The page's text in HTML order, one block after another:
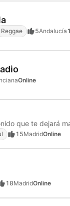
Reggae 5Andalucía
Online
que te dejará
15MadridOnline
18MadridOnline